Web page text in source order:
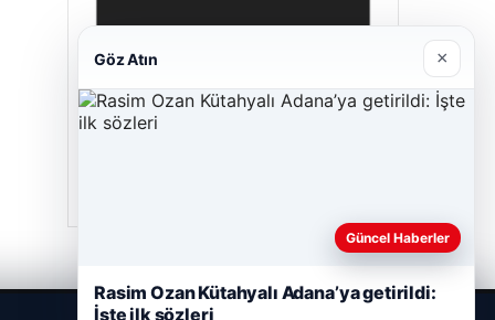
Hastaş Beton
Göz Atın ×
Güncel Haberler
Rasim Ozan Kütahyalı Adana’ya getirildi:
İşte ilk sözleri